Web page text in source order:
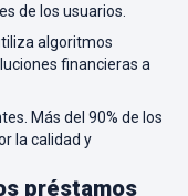
de los usuarios.
algoritmos
financieras a
Más del 90% de los
la calidad y
préstamos